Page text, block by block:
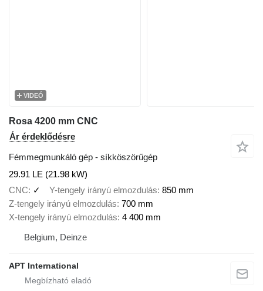
VIDEÓ
Rosa 4200 mm CNC
Ár érdeklődésre
Fémmegmunkáló gép - síkköszörűgép
29.91 LE (21.98 kW)
CNC
✓ Y-tengely irányú elmozdulás 850 mm
Z-tengely irányú elmozdulás 700 mm
X-tengely irányú elmozdulás 4 400 mm
Belgium, Deinze
APT International